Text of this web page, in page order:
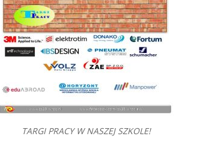
TARGI PRACY W NASZEJ SZKOLE!